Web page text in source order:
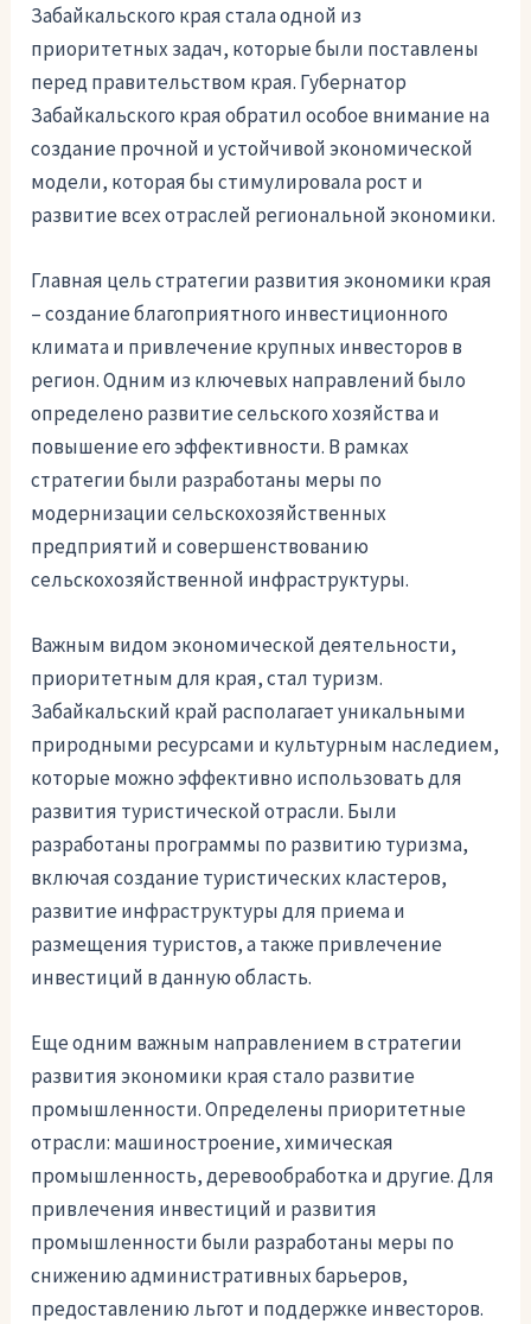
Забайкальского края стала одной из
приоритетных задач, которые были поставлены
перед правительством края. Губернатор
Забайкальского края обратил особое внимание на
создание прочной и устойчивой экономической
модели, которая бы стимулировала рост и
развитие всех отраслей региональной экономики.
Главная цель стратегии развития экономики края
– создание благоприятного инвестиционного
климата и привлечение крупных инвесторов в
регион. Одним из ключевых направлений было
определено развитие сельского хозяйства и
повышение его эффективности. В рамках
стратегии были разработаны меры по
модернизации сельскохозяйственных
предприятий и совершенствованию
сельскохозяйственной инфраструктуры.
Важным видом экономической деятельности,
приоритетным для края, стал туризм.
Забайкальский край располагает уникальными
природными ресурсами и культурным наследием,
которые можно эффективно использовать для
развития туристической отрасли. Были
разработаны программы по развитию туризма,
включая создание туристических кластеров,
развитие инфраструктуры для приема и
размещения туристов, а также привлечение
инвестиций в данную область.
Еще одним важным направлением в стратегии
развития экономики края стало развитие
промышленности. Определены приоритетные
отрасли: машиностроение, химическая
промышленность, деревообработка и другие. Для
привлечения инвестиций и развития
промышленности были разработаны меры по
снижению административных барьеров,
предоставлению льгот и поддержке инвесторов.